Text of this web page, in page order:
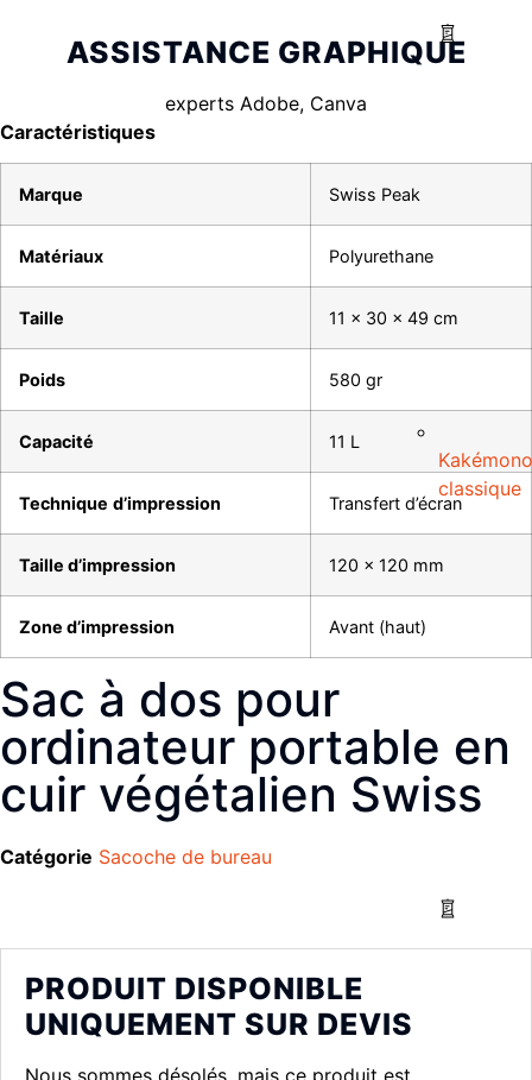
Kakémono
classique
ASSISTANCE GRAPHIQUE
experts Adobe, Canva
Caractéristiques
Marque Swiss Peak
Matériaux Polyurethane
Taille 11 x 30 x 49 cm
Poids 580 gr
Capacité 11 L
Technique d’impression Transfert d’écran
Taille d’impression 120 x 120 mm
Zone d’impression Avant (haut)
Sac à dos pour
ordinateur portable en
cuir végétalien Swiss
Catégorie Sacoche de bureau
PRODUIT DISPONIBLE
UNIQUEMENT SUR DEVIS
Nous sommes désolés, mais ce produit est